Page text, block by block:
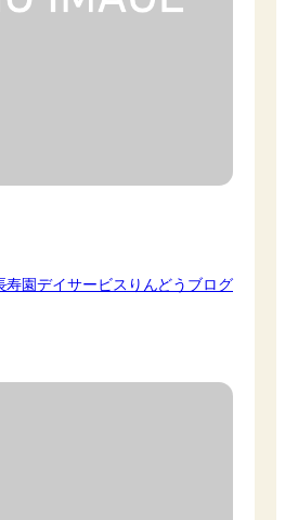
寿園デイサービスりんどうブログ